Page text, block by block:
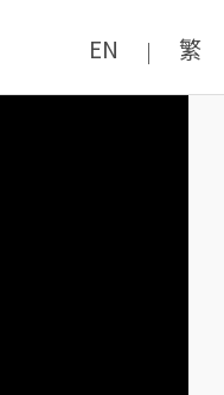
EN | 繁